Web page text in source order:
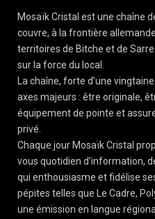
Mosaïk Cristal est une chaîne
couvre, à la frontière
territoires de Bitche et de
sur la force du local.
La chaîne, forte d’une
axes majeurs : être originale,
équipement de pointe et
privé.
Chaque jour Mosaïk Cristal
vous quotidien d’information,
qui enthousiasme et fidélise
pépites telles que Le Cadre,
une émission en langue